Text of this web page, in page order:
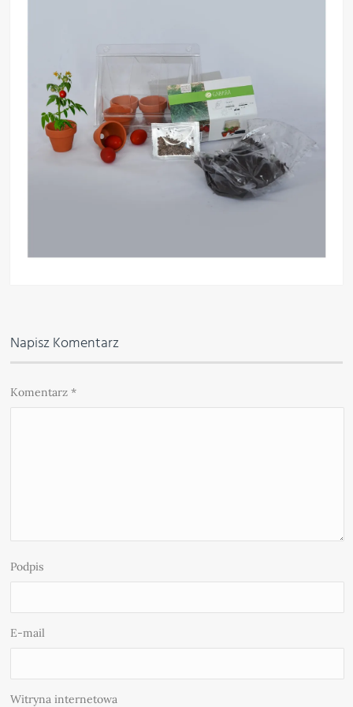
Napisz Komentarz
Komentarz*
Podpis
E-mail
Witryna internetowa